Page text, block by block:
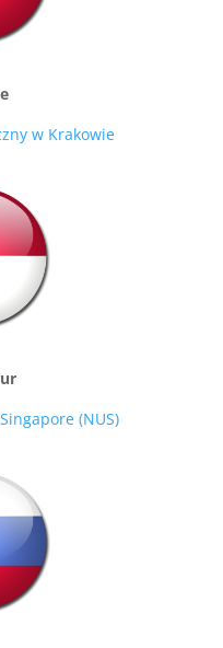
w Krakowie
(NUS)